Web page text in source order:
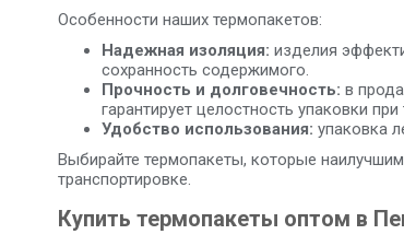
Особенности наших термопакетов:
Надежная изоляция: изделия
сохранность содержимого.
Прочность и долговечность: в
гарантирует целостность упаковки
Удобство использования: упаковка
Выбирайте термопакеты, которые
транспортировке.
Купить термопакеты оптом в